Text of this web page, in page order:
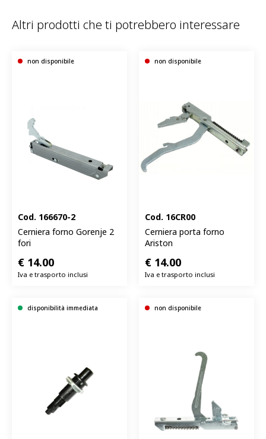
Altri prodotti che ti potrebbero interessare
non disponibile
Cod. 166670-2
Cerniera forno Gorenje 2
fori
€ 14.00
Iva e trasporto inclusi
non disponibile
Cod. 16CR00
Cerniera porta forno
Ariston
€ 14.00
Iva e trasporto inclusi
disponibilità immediata non disponibile